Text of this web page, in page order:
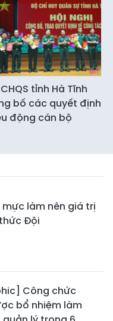
tỉnh Hà Tĩnh
bố các quyết định
động cán bộ
mực làm nên giá trị
Đội
Công chức
bổ nhiệm làm